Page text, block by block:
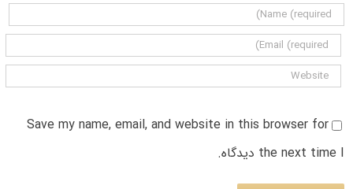
Save my name, email, and website in this browser for
the next time I دیدگاه.